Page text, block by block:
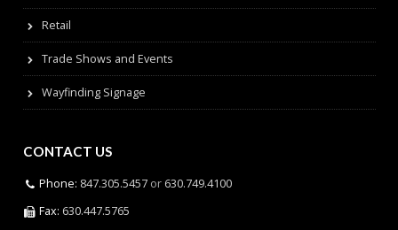
Retail
Trade Shows and Events
Wayfinding Signage
CONTACT US
Phone: 847.305.5457 or 630.749.4100
Fax: 630.447.5765